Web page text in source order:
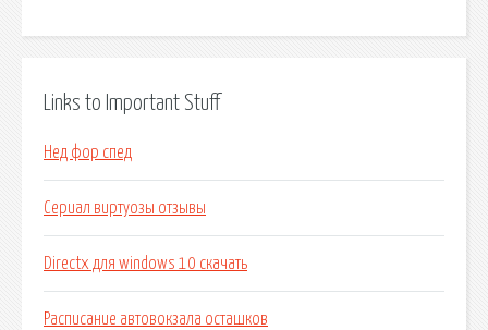
Links to Important Stuff
Нед фор спед
Сериал виртуозы отзывы
Directx для windows 10 скачать
Расписание автовокзала осташков